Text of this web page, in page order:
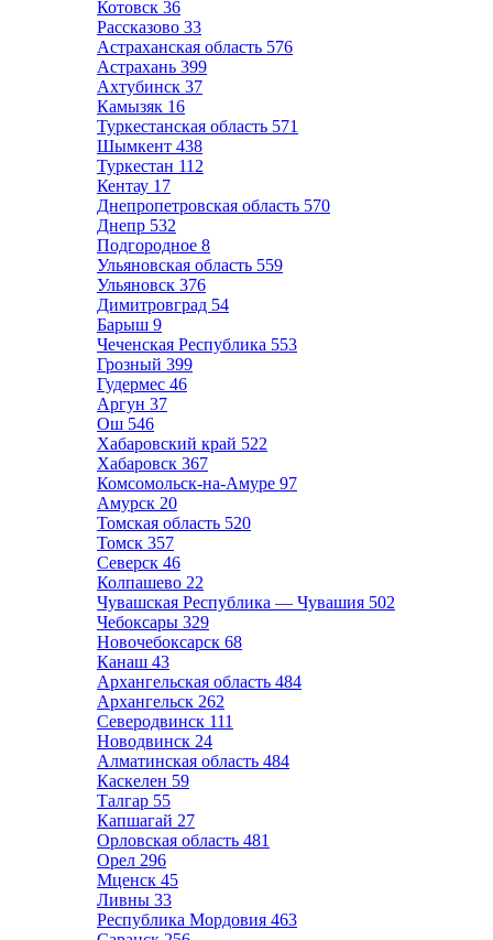
Котовск 36
Рассказово 33
Астраханская область 576
Астрахань 399
Ахтубинск 37
Камызяк 16
Туркестанская область 571
Шымкент 438
Туркестан 112
Кентау 17
Днепропетровская область 570
Днепр 532
Подгородное 8
Ульяновская область 559
Ульяновск 376
Димитровград 54
Барыш 9
Чеченская Республика 553
Грозный 399
Гудермес 46
Аргун 37
Ош 546
Хабаровский край 522
Хабаровск 367
Комсомольск-на-Амуре 97
Амурск 20
Томская область 520
Томск 357
Северск 46
Колпашево 22
Чувашская Республика — Чувашия 502
Чебоксары 329
Новочебоксарск 68
Канаш 43
Архангельская область 484
Архангельск 262
Северодвинск 111
Новодвинск 24
Алматинская область 484
Каскелен 59
Талгар 55
Капшагай 27
Орловская область 481
Орел 296
Мценск 45
Ливны 33
Республика Мордовия 463